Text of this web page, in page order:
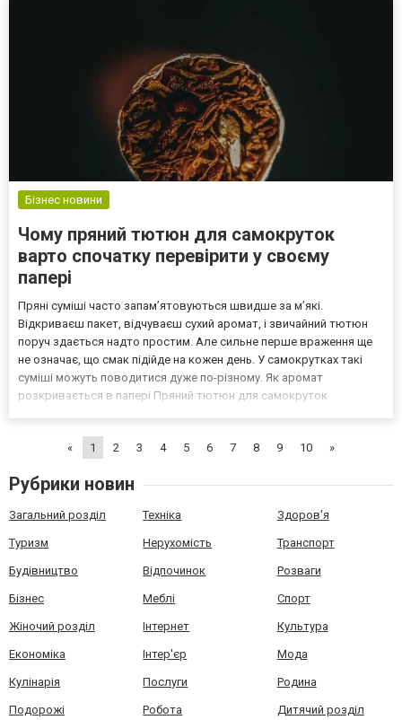
Бізнес новини
Чому пряний тютюн для самокруток
варто спочатку перевірити у своєму
папері
Пряні суміші часто запам’ятовуються швидше за м’які.
Відкриваєш пакет, відчуваєш сухий аромат, і звичайний тютюн
поруч здається надто простим. Але сильне перше враження ще
не означає, що смак підійде на кожен день. У самокрутках такі
суміші можуть поводитися дуже по-різному. Як аромат
розкривається в папері Пряний тютюн для самокруток
«
1 2 3 4 5 6 7 8 9 10 »
Рубрики новин
Загальний розділ Техніка Здоров'я
Туризм Нерухомість Транспорт
Будівництво Відпочинок Розваги
Бізнес Меблі Спорт
Жіночий розділ Інтернет Культура
Економіка Інтер'єр Мода
Кулінарія Послуги Родина
Подорожі Робота Дитячий розділ